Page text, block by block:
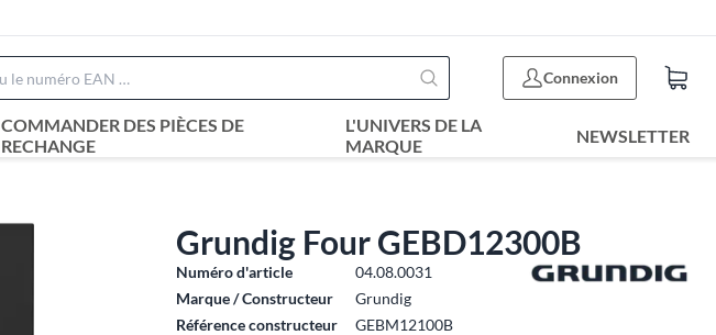
Connexion
COMMANDER DES PIÈCES DE
RECHANGE
L'UNIVERS DE LA
MARQUE
NEWSLETTER
Grundig Four GEBD12300B
Numéro d'article
04.08.0031
Marque / Constructeur
Grundig
Référence constructeur
GEBM12100B